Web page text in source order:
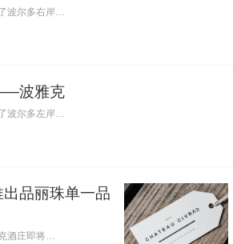
波尔多右岸…
波雅克
波尔多左岸…
品丽珠单一品
酒庄即将…